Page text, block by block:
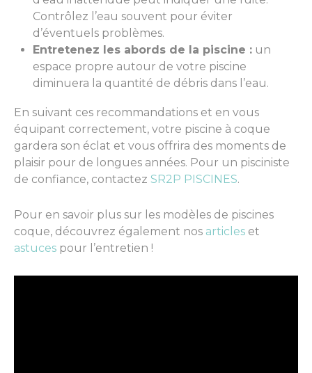
Contrôlez l’eau souvent pour éviter
d’éventuels problèmes.
Entretenez les abords de la piscine : un
espace propre autour de votre piscine
diminuera la quantité de débris dans l’eau.
En suivant ces recommandations et en vous
équipant correctement, votre piscine à coque
gardera son éclat et vous offrira des moments de
plaisir pour de longues années. Pour un pisciniste
de confiance, contactez SR2P PISCINES.
Pour en savoir plus sur les modèles de piscines
coque, découvrez également nos articles et
astuces pour l’entretien !